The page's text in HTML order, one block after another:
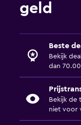
geld
Beste
Bekijk
dan
Bekijk de
niet voor